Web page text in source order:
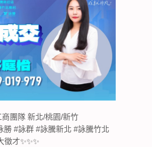
團隊 新北/桃園/新竹
勝 #詠群 #詠騰新北 #詠騰竹北
徵才✨✨✨